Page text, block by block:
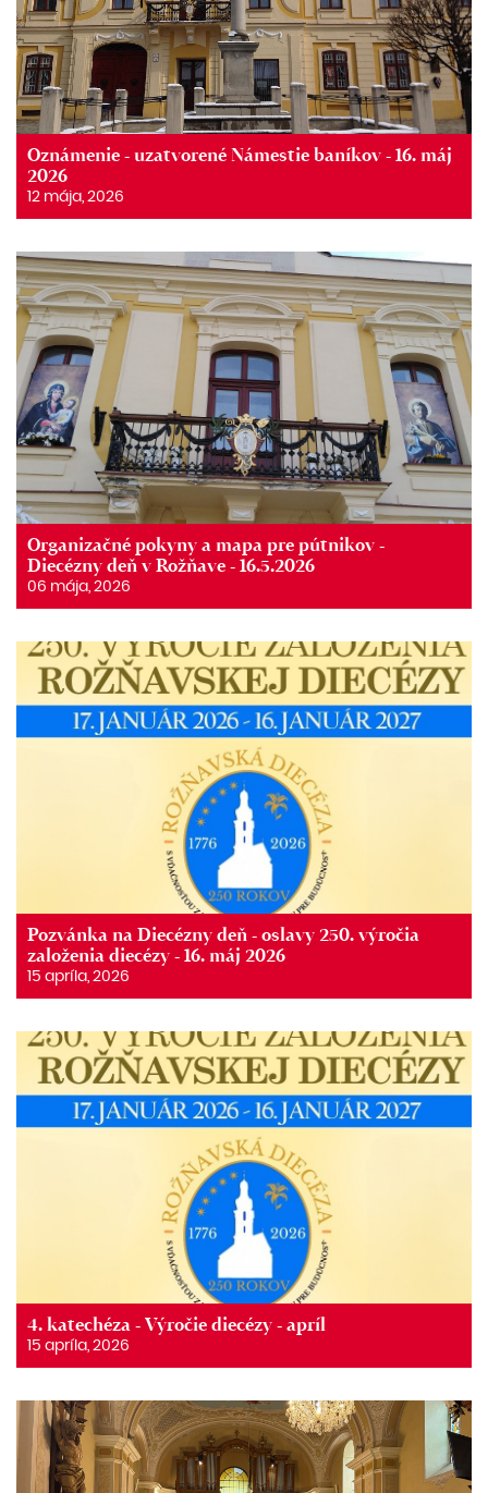
Oznámenie - uzatvorené Námestie baníkov - 16. máj
2026
12 mája, 2026
Organizačné pokyny a mapa pre pútnikov -
Diecézny deň v Rožňave - 16.5.2026
06 mája, 2026
Pozvánka na Diecézny deň - oslavy 250. výročia
založenia diecézy - 16. máj 2026
15 apríla, 2026
4. katechéza - Výročie diecézy - apríl
15 apríla, 2026